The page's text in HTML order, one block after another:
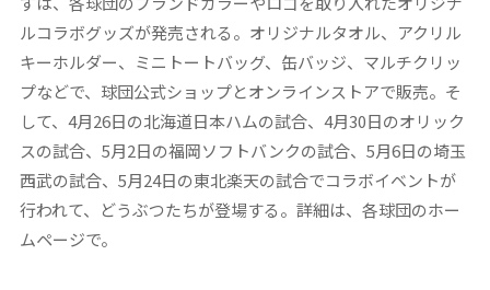
ルコラボグッズが発売される。オリジナルタオル、アクリル
キーホルダー、ミニトートバッグ、缶バッジ、マルチクリッ
プなどで、球団公式ショップとオンラインストアで販売。そ
して、4月26日の北海道日本ハムの試合、4月30日のオリック
スの試合、5月2日の福岡ソフトバンクの試合、5月6日の埼玉
西武の試合、5月24日の東北楽天の試合でコラボイベントが
行われて、どうぶつたちが登場する。詳細は、各球団のホー
ムページで。